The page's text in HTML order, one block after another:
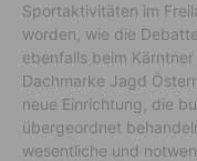
Sportaktivitäten im
worden, wie die
ebenfalls beim
Dachmarke Jagd
neue Einrichtung, die
übergeordnet
wesentliche und